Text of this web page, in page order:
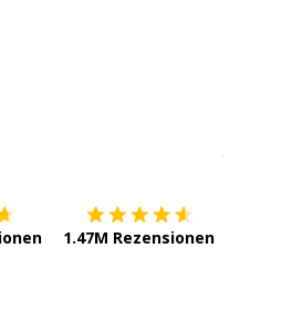
1.47M Rezensionen